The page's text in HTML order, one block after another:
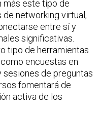
más este tipo de
networking virtual,
entre sí y
significativas.
tipo de herramientas
encuestas en
de preguntas
fomentará de
activa de los